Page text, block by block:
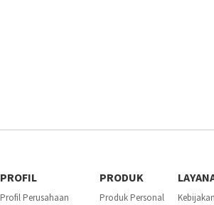
PROFIL
Profil Perusahaan
PRODUK
Produk Personal